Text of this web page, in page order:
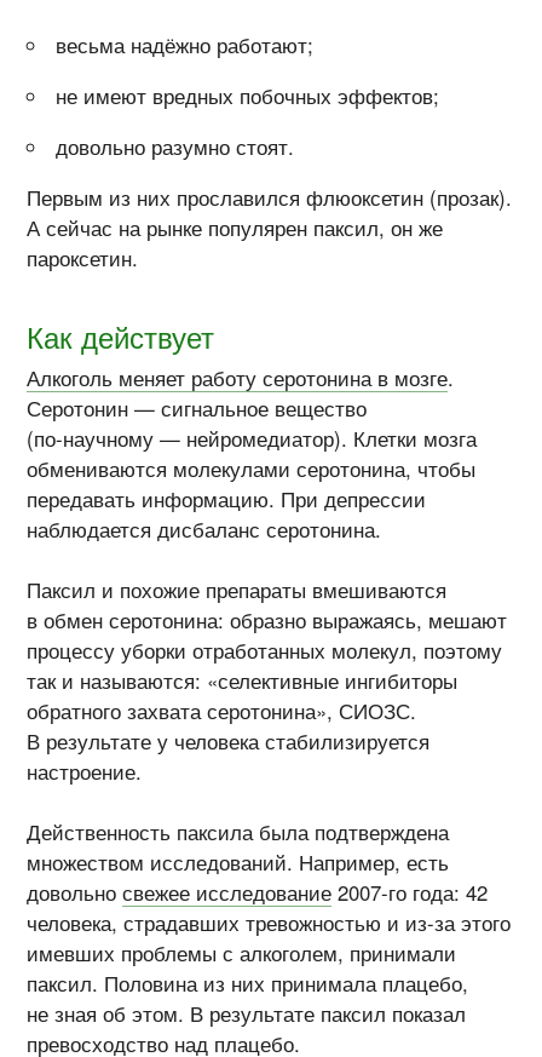
весьма надёжно работают;
не имеют вредных побочных эффектов;
довольно разумно стоят.
Первым из них прославился флюоксетин (прозак).
А сейчас на рынке популярен паксил, он же
пароксетин.
Как действует
Алкоголь меняет работу серотонина в мозге.
Серотонин — сигнальное вещество
(по-научному — нейромедиатор). Клетки мозга
обмениваются молекулами серотонина, чтобы
передавать информацию. При депрессии
наблюдается дисбаланс серотонина.
Паксил и похожие препараты вмешиваются
в обмен серотонина: образно выражаясь, мешают
процессу уборки отработанных молекул, поэтому
так и называются: «селективные ингибиторы
обратного захвата серотонина», СИОЗС.
В результате у человека стабилизируется
настроение.
Действенность паксила была подтверждена
множеством исследований. Например, есть
довольносвежее исследование 2007-го года: 42
человека, страдавших тревожностью и из-заэтого
имевших проблемы с алкоголем, принимали
паксил. Половина из них принимала плацебо,
не зная об этом. В результате паксил показал
превосходство над плацебо.